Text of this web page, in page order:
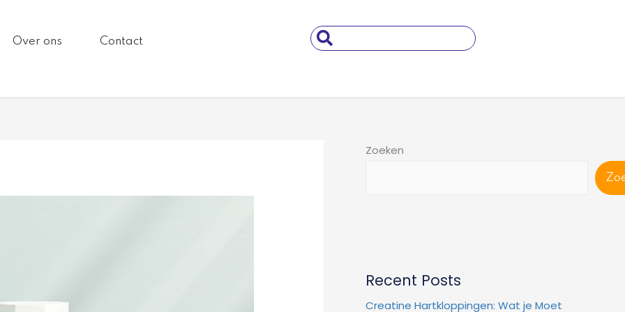
Over ons Contact
Search
...
Zoeken
Recent Posts
Creatine Hartkloppingen: Wat je Moet